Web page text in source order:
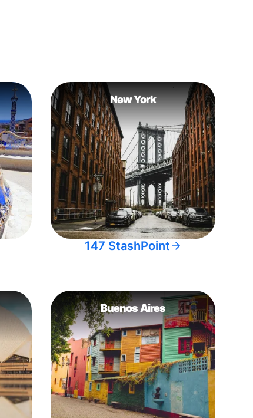
New York
147 StashPoint
Buenos Aires